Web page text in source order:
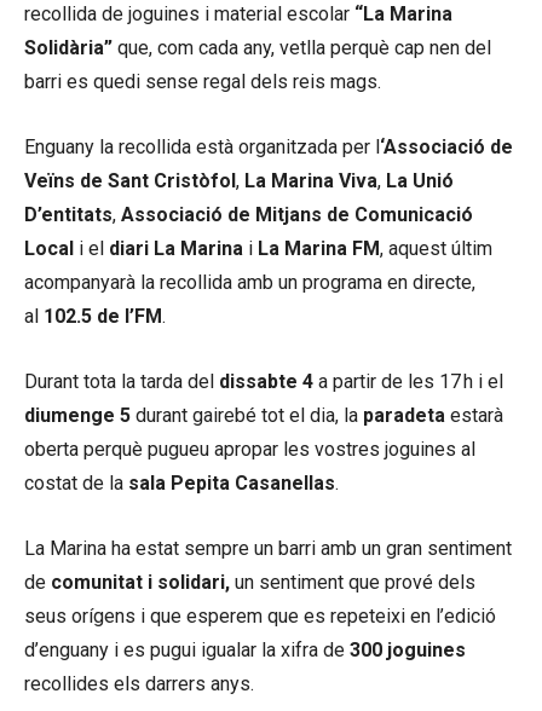
recollida de joguines i material escolar “La Marina
Solidària” que, com cada any, vetlla perquè cap nen del
barri es quedi sense regal dels reis mags.
Enguany la recollida està organitzada per l‘Associació de
Veïns de Sant Cristòfol, La Marina Viva, La Unió
D’entitats, Associació de Mitjans de Comunicació
Local i el diari La Marina i La Marina FM, aquest últim
acompanyarà la recollida amb un programa en directe,
al 102.5 de l’FM.
Durant tota la tarda del dissabte 4 a partir de les 17 h i el
diumenge 5 durant gairebé tot el dia, la paradeta estarà
oberta perquè pugueu apropar les vostres joguines al
costat de la sala Pepita Casanellas.
La Marina ha estat sempre un barri amb un gran sentiment
de comunitat i solidari, un sentiment que prové dels
seus orígens i que esperem que es repeteixi en l’edició
d’enguany i es pugui igualar la xifra de 300 joguines
recollides els darrers anys.